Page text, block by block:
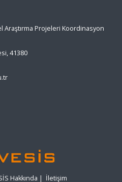
Araştırma Projeleri Koordinasyon
41380
Hakkında | İletişim